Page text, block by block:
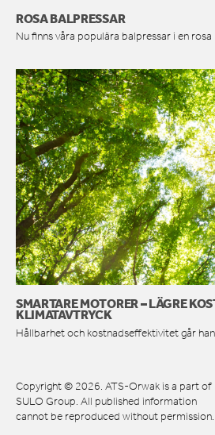
ROSA BALPRESSAR
Nu finns våra populära balpressar i en rosa
SMARTARE MOTORER – LÄGRE
KLIMATAVTRYCK
Hållbarhet och kostnadseffektivitet går
Copyright © 2026. ATS-Orwak is a part of
SULO Group. All published information
cannot be reproduced without permission.